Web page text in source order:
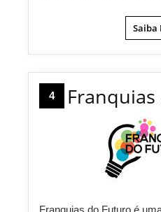
Saiba
4